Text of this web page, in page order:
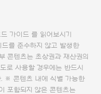
가이드 를 읽어보시기
드를 준수하지 않고 발생한
콘텐츠는 초상권과 재산권의
로 사용할 경우에는 반드시
. ※ 콘텐츠 내에 식별 가능한
포함되지 않은 콘텐츠는